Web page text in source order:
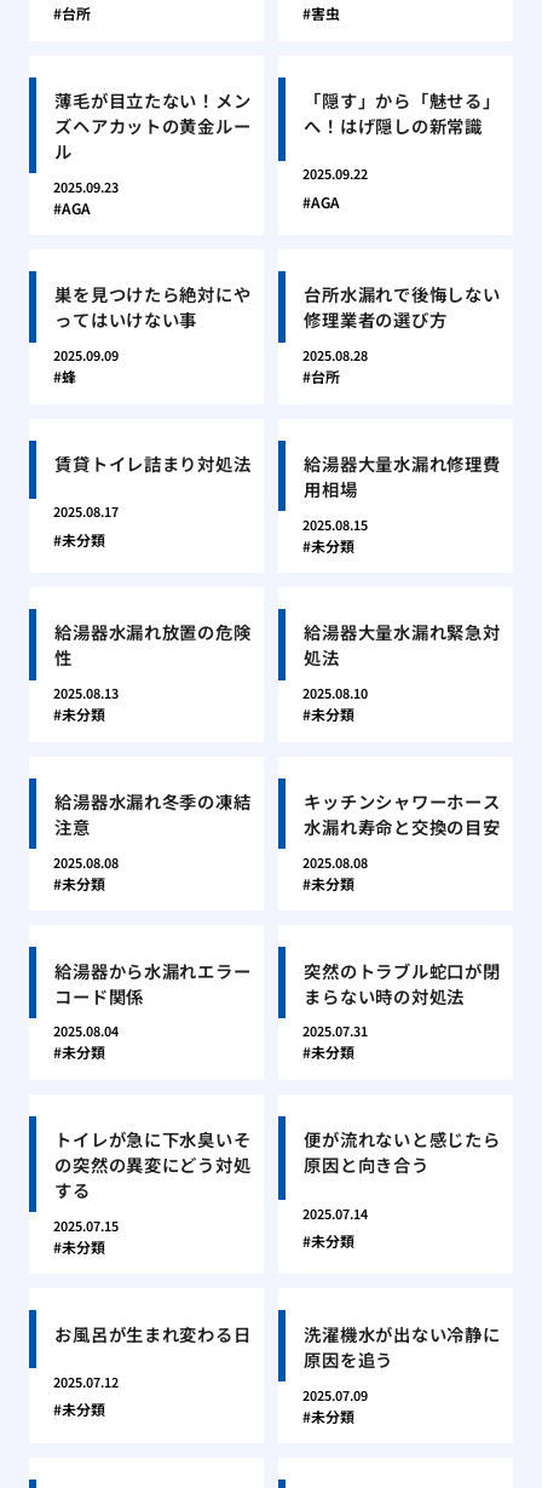
台所 害虫
薄毛が目立たない！メン
ズヘアカットの黄金ルー
ル
2025.09.23
AGA
「隠す」から「魅せる」
へ！はげ隠しの新常識
2025.09.22
AGA
巣を見つけたら絶対にや
ってはいけない事
2025.09.09
蜂
台所水漏れで後悔しない
修理業者の選び方
2025.08.28
台所
賃貸トイレ詰まり対処法
2025.08.17
未分類
給湯器大量水漏れ修理費
用相場
2025.08.15
未分類
給湯器水漏れ放置の危険
性
2025.08.13
未分類
給湯器大量水漏れ緊急対
処法
2025.08.10
未分類
給湯器水漏れ冬季の凍結
注意
2025.08.08
未分類
キッチンシャワーホース
水漏れ寿命と交換の目安
2025.08.08
未分類
給湯器から水漏れエラー
コード関係
2025.08.04
未分類
突然のトラブル蛇口が閉
まらない時の対処法
2025.07.31
未分類
トイレが急に下水臭いそ
の突然の異変にどう対処
する
2025.07.15
未分類
便が流れないと感じたら
原因と向き合う
2025.07.14
未分類
お風呂が生まれ変わる日
2025.07.12
未分類
洗濯機水が出ない冷静に
原因を追う
2025.07.09
未分類